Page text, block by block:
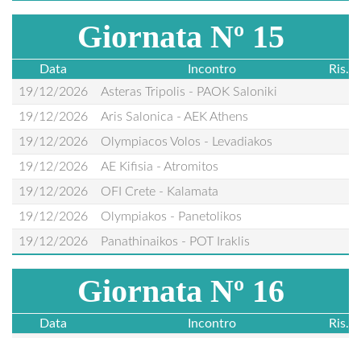
Giornata Nº 15
Data Incontro
Ris.
19/12/2026
Asteras Tripolis - PAOK Saloniki
19/12/2026
Aris Salonica - AEK Athens
19/12/2026
Olympiacos Volos - Levadiakos
19/12/2026
AE Kifisia - Atromitos
19/12/2026
OFI Crete - Kalamata
19/12/2026
Olympiakos - Panetolikos
19/12/2026
Panathinaikos - POT Iraklis
Giornata Nº 16
Data Incontro
Ris.